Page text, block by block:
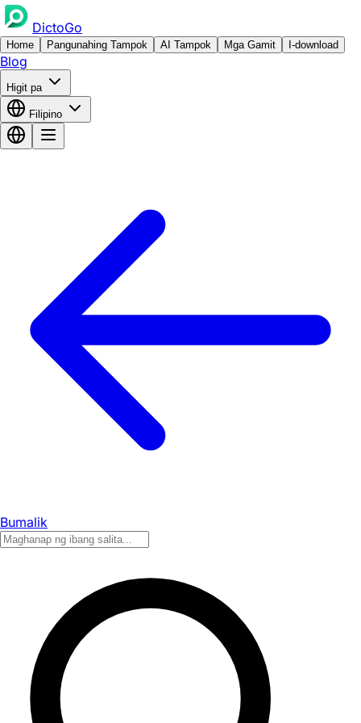
DictoGo
Home Pangunahing Tampok AI Tampok Mga Gamit I-download
Blog
Higit pa
Filipino
Bumalik